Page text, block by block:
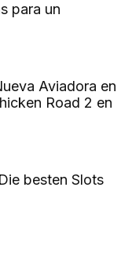
para un
Aviadora en
Road 2 en
besten Slots